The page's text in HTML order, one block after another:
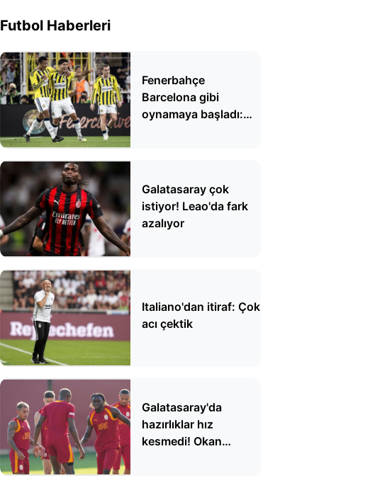
Futbol Haberleri
Fenerbahçe
Barcelona gibi
oynamaya başladı:
Galatasaray çok
istiyor! Leao'da fark
azalıyor
Italiano'dan itiraf: Çok
acı çektik
Galatasaray'da
hazırlıklar hız
kesmedi! Okan